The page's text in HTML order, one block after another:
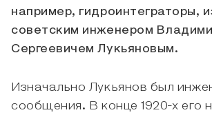
например, гидроинтеграторы,
советским инженером
Сергеевичем Лукьяновым.
Изначально Лукьянов был
сообщения. В конце 1920-х его